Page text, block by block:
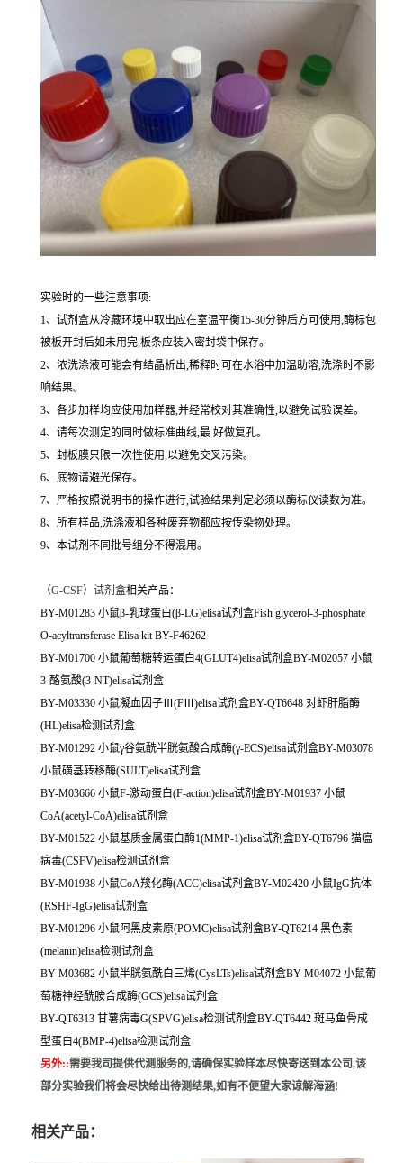
实验时的一些注意事项:
1、试剂盒从冷藏环境中取出应在室温平衡15-30分钟后方可使用,酶标包
被板开封后如未用完,板条应装入密封袋中保存。
2、浓洗涤液可能会有结晶析出,稀释时可在水浴中加温助溶,洗涤时不影
响结果。
3、各步加样均应使用加样器,并经常校对其准确性,以避免试验误差。
4、请每次测定的同时做标准曲线,最 好做复孔。
5、封板膜只限一次性使用,以避免交叉污染。
6、底物请避光保存。
7、严格按照说明书的操作进行,试验结果判定必须以酶标仪读数为准。
8、所有样品,洗涤液和各种废弃物都应按传染物处理。
9、本试剂不同批号组分不得混用。
（G-CSF）试剂盒相关产品：
BY-M01283 小鼠β-乳球蛋白(β-LG)elisa试剂盒Fish glycerol-3-phosphate
O-acyltransferase Elisa kit BY-F46262
BY-M01700 小鼠葡萄糖转运蛋白4(GLUT4)elisa试剂盒BY-M02057 小鼠
3-酪氨酸(3-NT)elisa试剂盒
BY-M03330 小鼠凝血因子Ⅲ(FⅢ)elisa试剂盒BY-QT6648 对虾肝脂酶
(HL)elisa检测试剂盒
BY-M01292 小鼠γ谷氨酰半胱氨酸合成酶(γ-ECS)elisa试剂盒BY-M03078
小鼠磺基转移酶(SULT)elisa试剂盒
BY-M03666 小鼠F-激动蛋白(F-action)elisa试剂盒BY-M01937 小鼠
CoA(acetyl-CoA)elisa试剂盒
BY-M01522 小鼠基质金属蛋白酶1(MMP-1)elisa试剂盒BY-QT6796 猫瘟
病毒(CSFV)elisa检测试剂盒
BY-M01938 小鼠CoA羧化酶(ACC)elisa试剂盒BY-M02420 小鼠IgG抗体
(RSHF-IgG)elisa试剂盒
BY-M01296 小鼠阿黑皮素原(POMC)elisa试剂盒BY-QT6214 黑色素
(melanin)elisa检测试剂盒
BY-M03682 小鼠半胱氨酰白三烯(CysLTs)elisa试剂盒BY-M04072 小鼠葡
萄糖神经酰胺合成酶(GCS)elisa试剂盒
BY-QT6313 甘薯病毒G(SPVG)elisa检测试剂盒BY-QT6442 斑马鱼骨成
型蛋白4(BMP-4)elisa检测试剂盒
另外::需要我司提供代测服务的,请确保实验样本尽快寄送到本公司,该
部分实验我们将会尽快给出待测结果,如有不便望大家谅解海涵!
相关产品：